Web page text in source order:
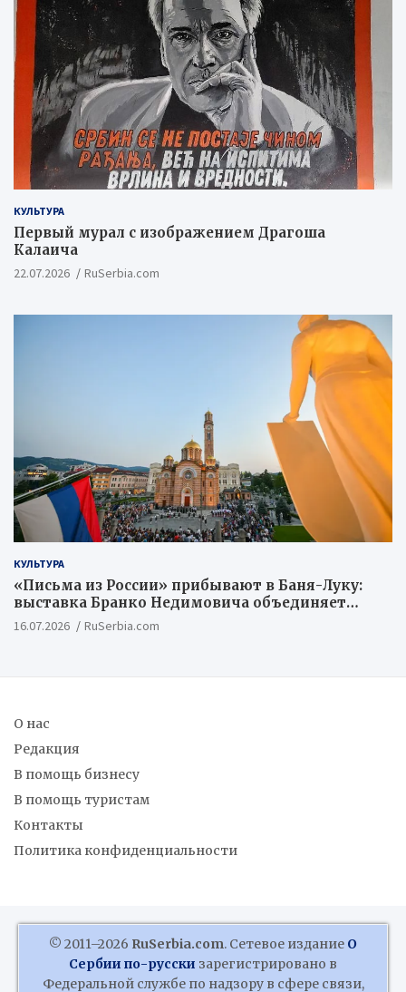
КУЛЬТУРА
Первый мурал с изображением Драгоша
Калаича
22.07.2026 RuSerbia.com
КУЛЬТУРА
«Письма из России» прибывают в Баня-Луку:
выставка Бранко Недимовича объединяет
шестерых художников из Российской
Федерации
16.07.2026 RuSerbia.com
О нас
Редакция
В помощь бизнесу
В помощь туристам
Контакты
Политика конфиденциальности
© 2011–2026 RuSerbia.com. Сетевое издание О
Сербии по-русски зарегистрировано в
Федеральной службе по надзору в сфере связи,